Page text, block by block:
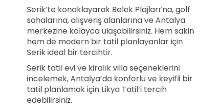
Serik’te konaklayarak Belek Plajları’na, golf
sahalarına, alışveriş alanlarına ve Antalya
merkezine kolayca ulaşabilirsiniz. Hem sakin
hem de modern bir tatil planlayanlar için
Serik ideal bir tercihtir.
Serik tatil evi ve kiralık villa seçeneklerini
incelemek, Antalya’da konforlu ve keyifli bir
tatil planlamak için Likya Tatil’i tercih
edebilirsiniz.